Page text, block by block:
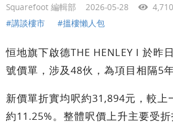
Squarefoot 編輯部 2026-05-28
4,710
#講談樓市
#搵樓懶人包
恒地旗下啟德THE HENLEY I 於昨
號價單，涉及48伙，為項目相隔5
新價單折實均呎約31,894元，較上
約11.25%。整體呎價上升主要受